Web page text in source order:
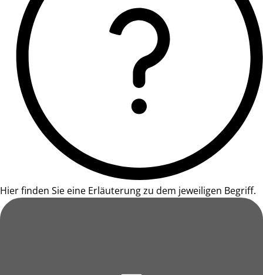
Hier finden Sie eine Erläuterung zu dem jeweiligen Begriff.